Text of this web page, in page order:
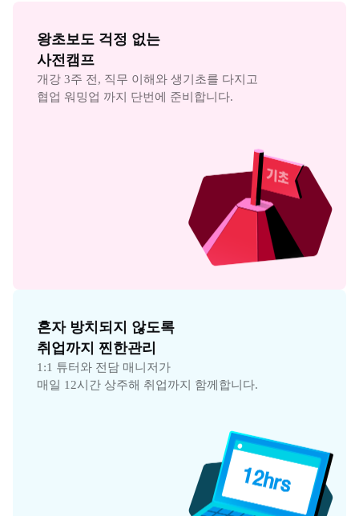
왕초보도 걱정 없는
사전캠프
개강 3주 전, 직무 이해와 생기초를 다지고
협업 워밍업 까지 단번에 준비합니다.
혼자 방치되지 않도록
취업까지 찐한관리
1:1 튜터와 전담 매니저가
매일 12시간 상주해 취업까지 함께합니다.